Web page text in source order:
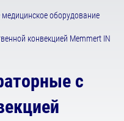
оборудование
конвекцией Memmert IN
с